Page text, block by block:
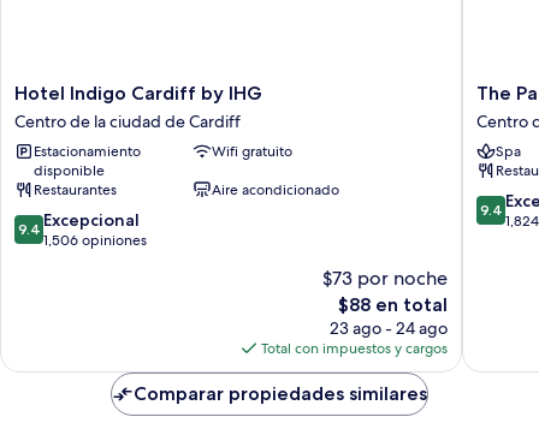
Hotel
Indigo
Cardiff
by
IHG
Centro
de
la
Hotel Indigo Cardiff by IHG
Centro de la ciudad de Cardiff
Estacionamiento
disponible
Wifi gratuito
Restaurantes
Aire acondicionado
9.4
de
9.4 Excepcional
1,506 opiniones
$73 por noche
El
precio
actual
es
de
$88
$88 en total
23 ago - 24 ago
Total con impuestos y cargos
The
Hotel
Centro
de
la
ciudad
The
Centro
Spa
9.4
de
9.4
Comparar propiedades similares